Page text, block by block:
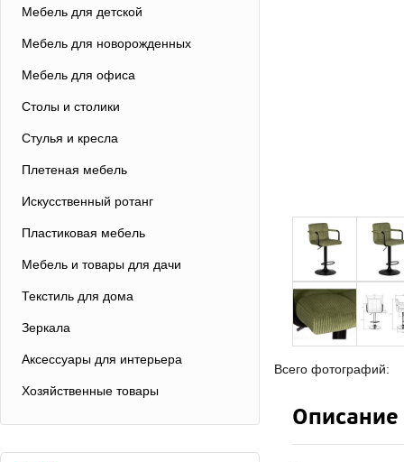
Мебель для детской
Мебель для новорожденных
Мебель для офиса
Столы и столики
Стулья и кресла
Плетеная мебель
Искусственный ротанг
Пластиковая мебель
Мебель и товары для дачи
Текстиль для дома
Зеркала
Аксессуары для интерьера
Хозяйственные товары
Всего фотографий:
Описание